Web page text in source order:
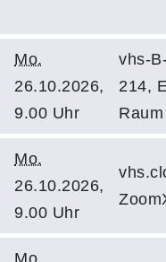
Mo.
26.10.2026,
9.00 Uhr
vhs-
214,
Raum
Mo.
26.10.2026,
9.00 Uhr
Mo.